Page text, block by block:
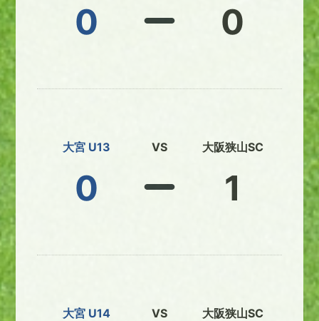
0 0
大宮 U13
0
VS 大阪狭山SC
1
大宮 U14 VS 大阪狭山SC